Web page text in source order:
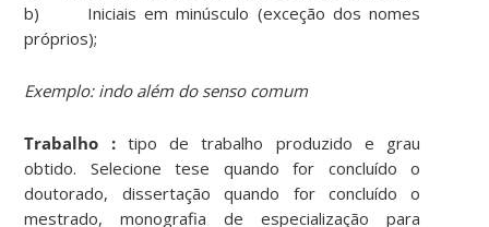
b) Iniciais em minúsculo (exceção dos nomes
próprios);
Exemplo:indo além do senso comum
Trabalho :tipo de trabalho produzido e grau
obtido. Selecione tese quando for concluído o
doutorado, dissertação quando for concluído o
mestrado, monografia de especialização para